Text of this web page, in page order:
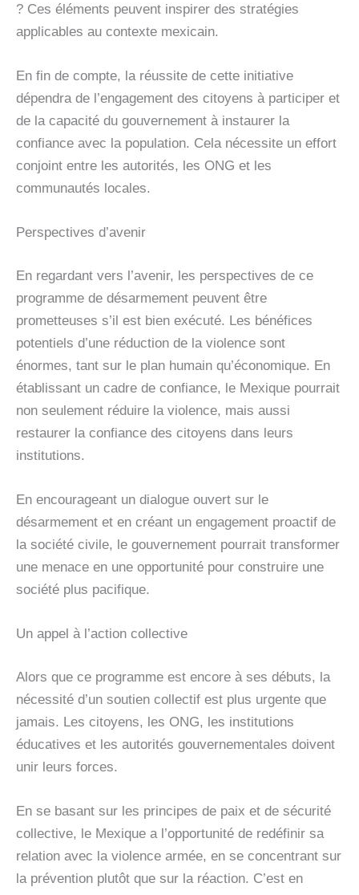
? Ces éléments peuvent inspirer des stratégies
applicables au contexte mexicain.
En fin de compte, la réussite de cette initiative
dépendra de l’engagement des citoyens à participer et
de la capacité du gouvernement à instaurer la
confiance avec la population. Cela nécessite un effort
conjoint entre les autorités, les ONG et les
communautés locales.
Perspectives d’avenir
En regardant vers l’avenir, les perspectives de ce
programme de désarmement peuvent être
prometteuses s’il est bien exécuté. Les bénéfices
potentiels d’une réduction de la violence sont
énormes, tant sur le plan humain qu’économique. En
établissant un cadre de confiance, le Mexique pourrait
non seulement réduire la violence, mais aussi
restaurer la confiance des citoyens dans leurs
institutions.
En encourageant un dialogue ouvert sur le
désarmement et en créant un engagement proactif de
la société civile, le gouvernement pourrait transformer
une menace en une opportunité pour construire une
société plus pacifique.
Un appel à l’action collective
Alors que ce programme est encore à ses débuts, la
nécessité d’un soutien collectif est plus urgente que
jamais. Les citoyens, les ONG, les institutions
éducatives et les autorités gouvernementales doivent
unir leurs forces.
En se basant sur les principes de paix et de sécurité
collective, le Mexique a l’opportunité de redéfinir sa
relation avec la violence armée, en se concentrant sur
la prévention plutôt que sur la réaction. C’est en